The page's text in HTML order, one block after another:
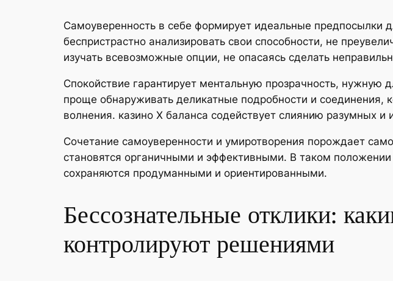
Самоуверенность в себе формирует идеальные
беспристрастно анализировать свои способности, не
изучать всевозможные опции, не опасаясь сделать
Спокойствие гарантирует ментальную прозрачность, нужную
проще обнаруживать деликатные подробности и
волнения. казино Х баланса содействует слиянию разумных и
Сочетание самоуверенности и умиротворения порождает
становятся органичными и эффективными. В таком
сохраняются продуманными и ориентированными.
Бессознательные отклики:
контролируют решениями